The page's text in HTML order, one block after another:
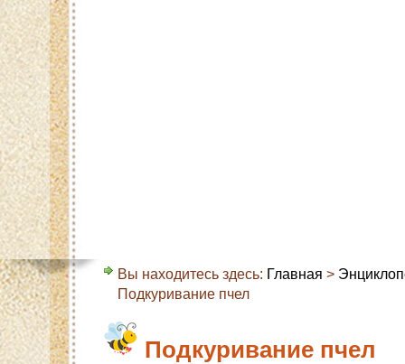
Вы находитесь здесь: Главная >
Подкуривание пчел
Подкуривание пчел